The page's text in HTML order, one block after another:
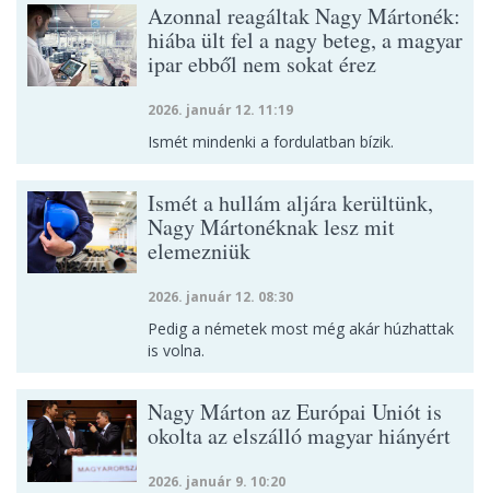
Azonnal reagáltak Nagy Mártonék:
hiába ült fel a nagy beteg, a magyar
ipar ebből nem sokat érez
2026. január 12. 11:19
Ismét mindenki a fordulatban bízik.
Ismét a hullám aljára kerültünk,
Nagy Mártonéknak lesz mit
elemezniük
2026. január 12. 08:30
Pedig a németek most még akár húzhattak
is volna.
Nagy Márton az Európai Uniót is
okolta az elszálló magyar hiányért
2026. január 9. 10:20